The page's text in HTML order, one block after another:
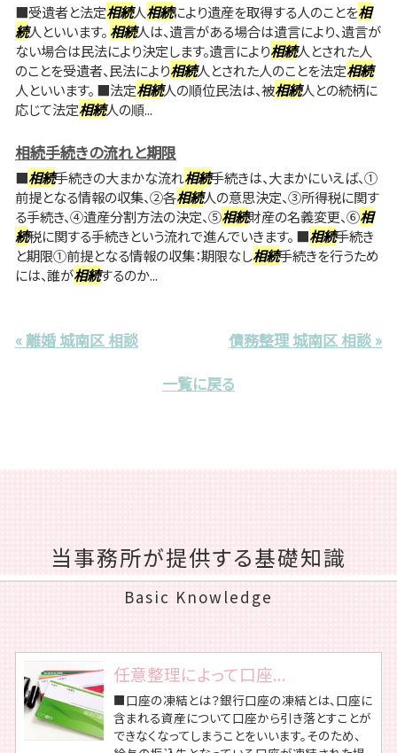
■受遺者と法定相続人相続により遺産を取得する人のことを相
続人といいます。 相続人は、遺言がある場合は遺言により、遺言が
ない場合は民法により決定します。遺言により相続人とされた人
のことを受遺者、民法により相続人とされた人のことを法定相続
人といいます。 ■法定相続人の順位民法は、被相続人との続柄に
応じて法定相続人の順...
相続手続きの流れと期限
■相続手続きの大まかな流れ相続手続きは、大まかにいえば、①
前提となる情報の収集、②各相続人の意思決定、③所得税に関す
る手続き、④遺産分割方法の決定、⑤相続財産の名義変更、⑥相
続税に関する手続きという流れで進んでいきます。 ■相続手続き
と期限①前提となる情報の収集：期限なし相続手続きを行うため
には、誰が相続するのか...
« 離婚 城南区 相談
債務整理 城南区 相談 »
一覧に戻る
当事務所が提供する基礎知識
Basic Knowledge
任意整理によって口座...
■口座の凍結とは？銀行口座の凍結とは、口座に
含まれる資産について口座から引き落とすことが
できなくなってしまうことをいいます。そのため、